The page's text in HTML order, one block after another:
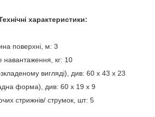
характеристики:
поверхні, м: 3
навантаження, кг: 10
вигляді), див: 60 х 43 х 23
форма), див: 60 х 19 х 9
стрижнів/ струмок, шт: 5